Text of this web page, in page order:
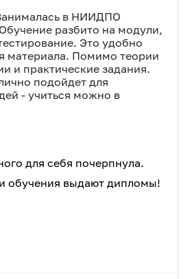
в НИИДПО
разбито на модули,
Это удобно
материала. Помимо теории
и практические задания.
подойдет для
- учиться можно в
для себя почерпнула.
обучения выдают дипломы!